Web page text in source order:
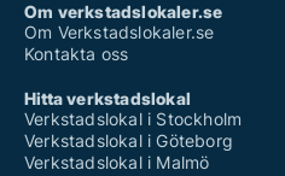
Om verkstadslokaler.se
Om Verkstadslokaler.se
Kontakta oss
Hitta verkstadslokal
Verkstadslokal i Stockholm
Verkstadslokal i Göteborg
Verkstadslokal i Malmö